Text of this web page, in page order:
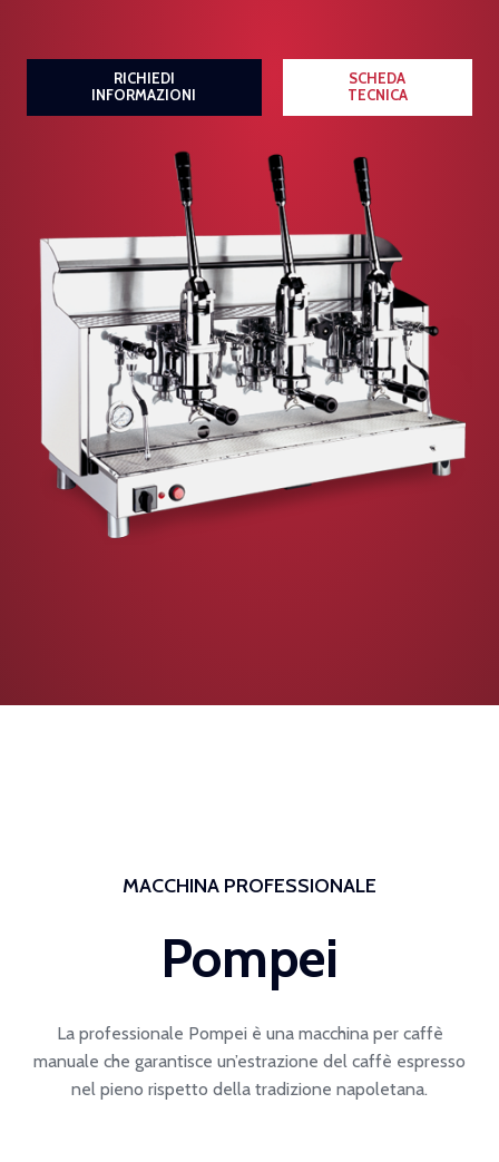
RICHIEDI
INFORMAZIONI
SCHEDA
TECNICA
MACCHINA PROFESSIONALE
Pompei
La professionale Pompei è una macchina per caffè
manuale che garantisce un’estrazione del caffè espresso
nel pieno rispetto della tradizione napoletana.